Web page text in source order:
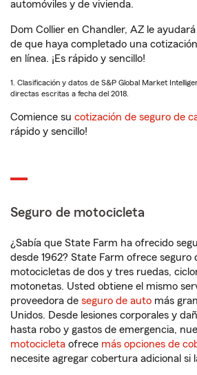
automóviles y de vivienda.
Dom Collier en Chandler, AZ le
de que haya completado una
en línea. ¡Es rápido y sencillo!
1. Clasificación y datos de S&P Global Market
directas escritas a fecha del 2018.
Comience su cotización de seguro de
rápido y sencillo!
Seguro de motocicleta
¿Sabía que State Farm ha ofrecido
desde 1962? State Farm ofrece
motocicletas de dos y tres ruedas,
motonetas. Usted obtiene el mismo
proveedora de seguro de auto más
Unidos. Desde lesiones corporales y
hasta robo y gastos de emergencia,
motocicleta ofrece más opciones de
necesite agregar cobertura adicional si